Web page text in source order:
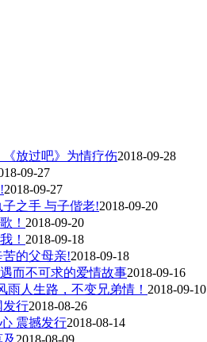
放过吧》为情疗伤2018-09-28
09-27
2018-09-27
之手 与子偕老!2018-09-20
！ 2018-09-20
！ 2018-09-18
的父母亲!2018-09-18
而不可求的爱情故事2018-09-16
人生路，不变兄弟情！ 2018-09-10
发行2018-08-26
震撼发行2018-08-14
2018-08-09